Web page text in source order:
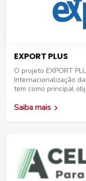
EXPORT PLUS
O projeto EXPORT
Internacionalização
tem como principal
Programa Interreg
Saiba mais